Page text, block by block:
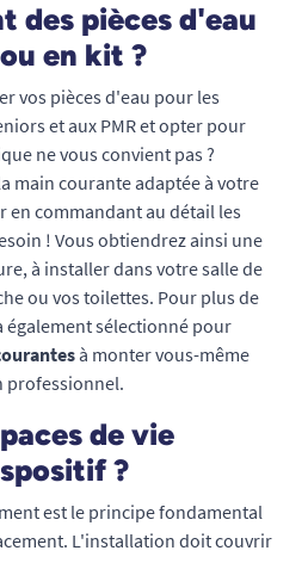
des pièces d'eau
en kit ?
vos pièces d'eau pour les
et aux PMR et opter pour
ne vous convient pas ?
main courante adaptée à votre
commandant au détail les
! Vous obtiendrez ainsi une
à installer dans votre salle de
ou vos toilettes. Pour plus de
également sélectionné pour
à monter vous-même
professionnel.
de vie
?
est le principe fondamental
L'installation doit couvrir